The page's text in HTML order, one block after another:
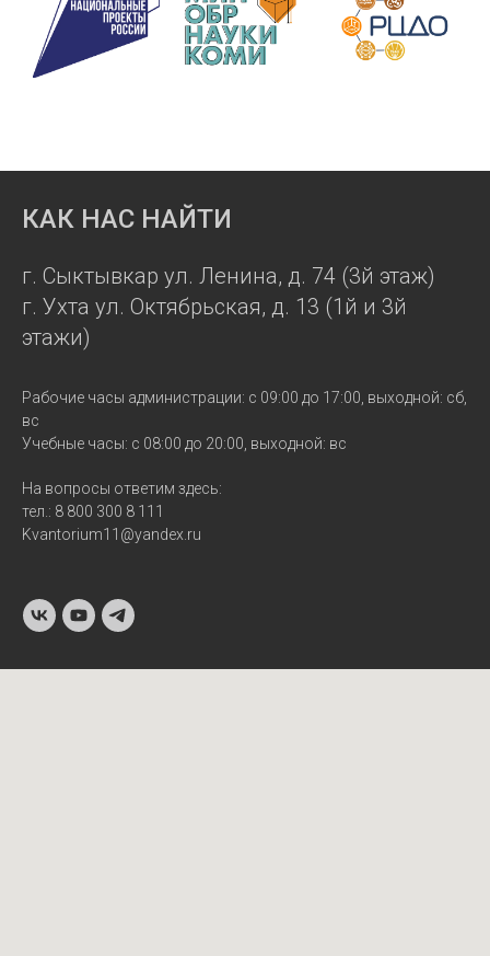
КАК НАС НАЙТИ
г. Сыктывкар ул. Ленина, д. 74 (3й этаж)
г. Ухта ул. Октябрьская, д. 13 (1й и 3й
этажи)
Рабочие часы администрации: с 09:00 до 17:00, выходной: сб,
вс
Учебные часы: с 08:00 до 20:00, выходной: вс
На вопросы ответим здесь:
тел.: 8 800 300 8 111
Kvantorium11@yandex.ru